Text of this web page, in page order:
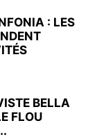
: LES
BELLA
FLOU